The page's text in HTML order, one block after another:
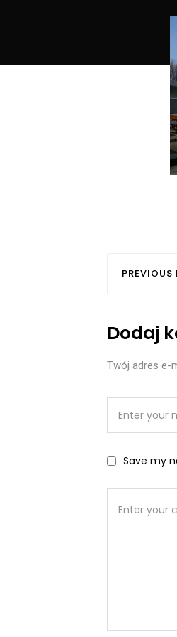
PREVIOUS
Dodaj
Twój adres e-
Save my